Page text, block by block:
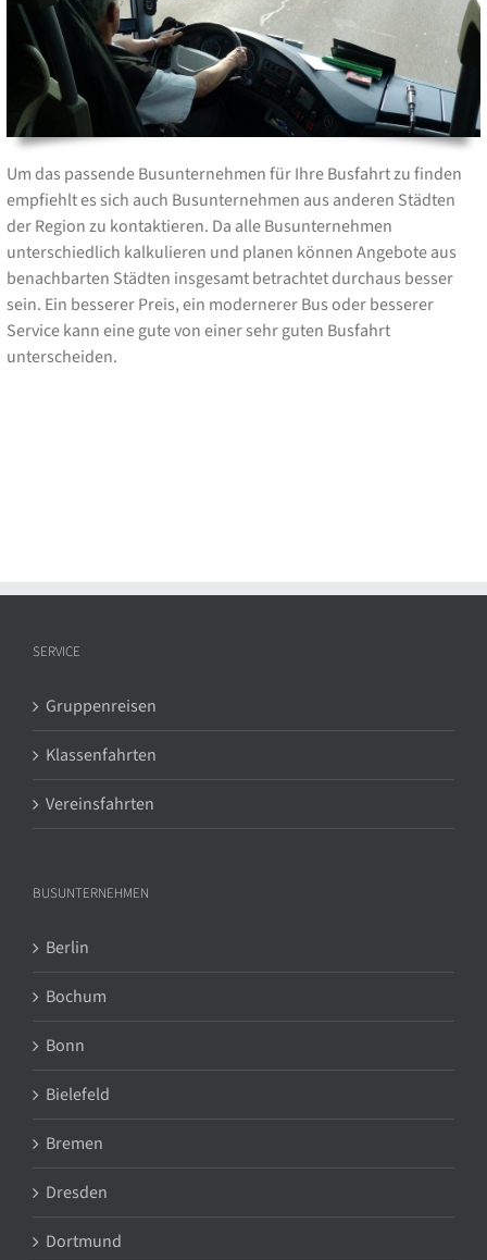
Um das passende Busunternehmen für Ihre Busfahrt zu finden
empfiehlt es sich auch Busunternehmen aus anderen Städten
der Region zu kontaktieren. Da alle Busunternehmen
unterschiedlich kalkulieren und planen können Angebote aus
benachbarten Städten insgesamt betrachtet durchaus besser
sein. Ein besserer Preis, ein modernerer Bus oder besserer
Service kann eine gute von einer sehr guten Busfahrt
unterscheiden.
SERVICE
Gruppenreisen
Klassenfahrten
Vereinsfahrten
BUSUNTERNEHMEN
Berlin
Bochum
Bonn
Bielefeld
Bremen
Dresden
Dortmund